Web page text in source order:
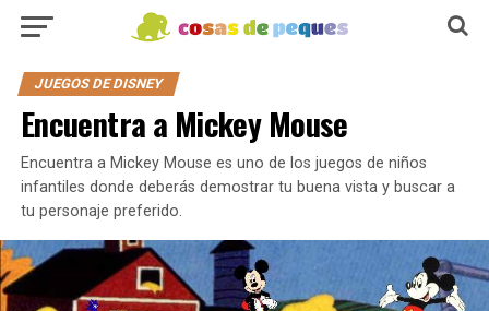
JUEGOS DE DISNEY
Encuentra a Mickey Mouse
Encuentra a Mickey Mouse es uno de los juegos de niños
infantiles donde deberás demostrar tu buena vista y buscar a
tu personaje preferido.